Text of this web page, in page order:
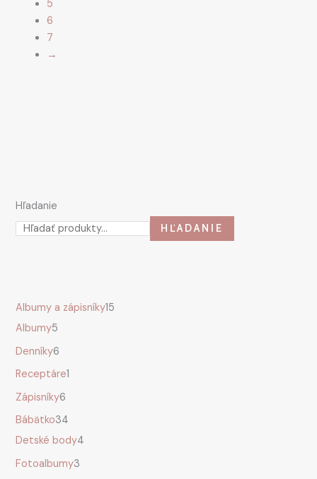
Hľadanie
HĽADANIE
Albumy a zápisníky15
Albumy5
Denníky6
Receptáre1
Zápisníky6
Bábätko34
Detské body4
Fotoalbumy3
5
6
7
→